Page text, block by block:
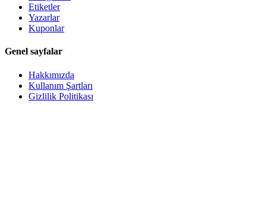
Etiketler
Yazarlar
Kuponlar
Genel sayfalar
Hakkımızda
Kullanım Şartları
Gizlilik Politikası